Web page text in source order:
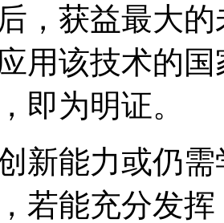
，获益最大
用该技术的
即为明证。
新能力或仍
若能充分发